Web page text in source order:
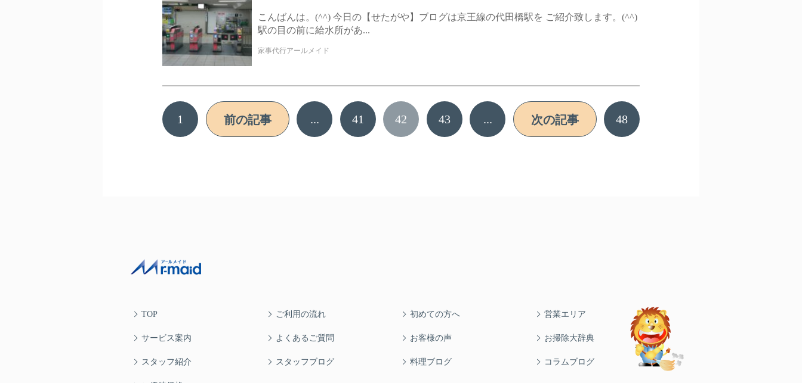
こんばんは。(^^) 今日の【せたがや】ブログは京王線の代田橋駅を ご紹介致します。(^^)
駅の目の前に給水所があ...
家事代行アールメイド
1 前の記事 ... 41 42 43 ... 次の記事 48
TOP ご利用の流れ 初めての方へ 営業エリア
サービス案内 よくあるご質問 お客様の声 お掃除大辞典
スタッフ紹介 スタッフブログ 料理ブログ コラムブログ